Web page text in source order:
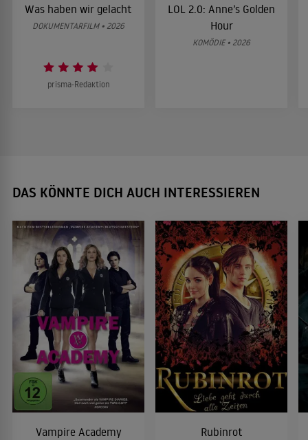
Was haben wir gelacht
DOKUMENTARFILM • 2026
prisma-Redaktion
LOL 2.0: Anne’s Golden
Hour
KOMÖDIE • 2026
DAS KÖNNTE DICH AUCH INTERESSIEREN
Vampire Academy Rubinrot